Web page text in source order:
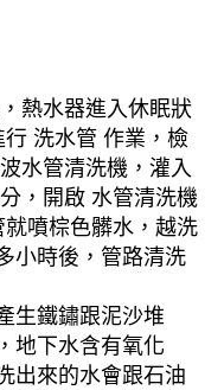
熱水器進入休眠狀
洗水管 作業，檢
水管清洗機，灌入
，開啟 水管清洗機
就噴棕色髒水，越洗
小時後，管路清洗
生鐵鏽跟泥沙堆
地下水含有氧化
出來的水會跟石油